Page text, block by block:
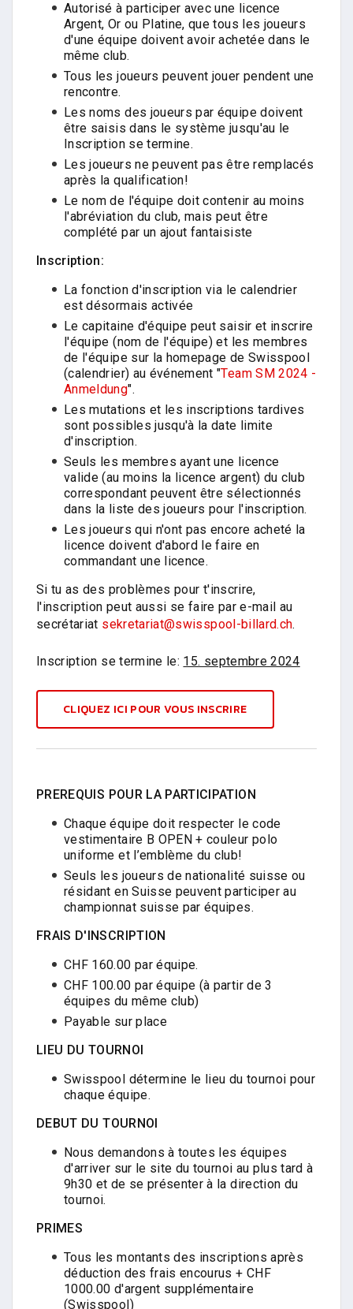
Autorisé à participer avec une licence
Argent, Or ou Platine, que tous les joueurs
d'une équipe doivent avoir achetée dans le
même club.
Tous les joueurs peuvent jouer pendent une
rencontre.
Les noms des joueurs par équipe doivent
être saisis dans le système jusqu'au le
Inscription se termine.
Les joueurs ne peuvent pas être remplacés
après la qualification!
Le nom de l'équipe doit contenir au moins
l'abréviation du club, mais peut être
complété par un ajout fantaisiste
Inscription:
La fonction d'inscription via le calendrier
est désormais activée
Le capitaine d'équipe peut saisir et inscrire
l'équipe (nom de l'équipe) et les membres
de l'équipe sur la homepage de Swisspool
(calendrier) au événement "Team SM 2024 -
Anmeldung".
Les mutations et les inscriptions tardives
sont possibles jusqu'à la date limite
d'inscription.
Seuls les membres ayant une licence
valide (au moins la licence argent) du club
correspondant peuvent être sélectionnés
dans la liste des joueurs pour l'inscription.
Les joueurs qui n'ont pas encore acheté la
licence doivent d'abord le faire en
commandant une licence.
Si tu as des problèmes pour t'inscrire,
l'inscription peut aussi se faire par e-mail au
secrétariat sekretariat@swisspool-billard.ch.
Inscription se termine le: 15. septembre 2024
CLIQUEZ ICI POUR VOUS INSCRIRE
PREREQUIS POUR LA PARTICIPATION
Chaque équipe doit respecter le code
vestimentaire B OPEN + couleur polo
uniforme et l’emblème du club!
Seuls les joueurs de nationalité suisse ou
résidant en Suisse peuvent participer au
championnat suisse par équipes.
FRAIS D'INSCRIPTION
CHF 160.00 par équipe.
CHF 100.00 par équipe (à partir de 3
équipes du même club)
Payable sur place
LIEU DU TOURNOI
Swisspool détermine le lieu du tournoi pour
chaque équipe.
DEBUT DU TOURNOI
Nous demandons à toutes les équipes
d'arriver sur le site du tournoi au plus tard à
9h30 et de se présenter à la direction du
tournoi.
PRIMES
Tous les montants des inscriptions après
déduction des frais encourus + CHF
1000.00 d'argent supplémentaire
(Swisspool)